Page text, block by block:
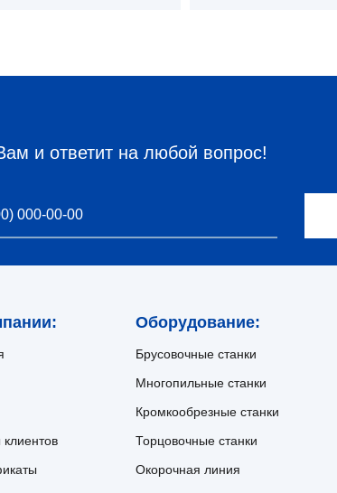
и ответит на любой вопрос!
Оборудование:
Брусовочные станки
Многопильные станки
Кромкообрезные станки
Торцовочные станки
Окорочная линия